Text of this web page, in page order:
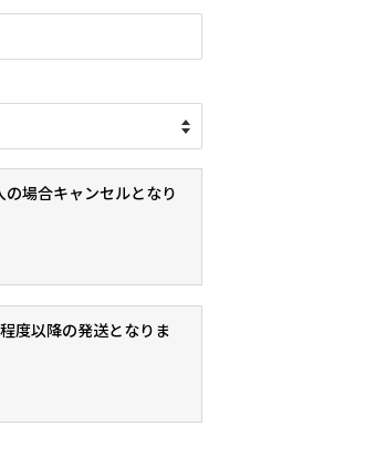
場合キャンセルとなり
度以降の発送となりま